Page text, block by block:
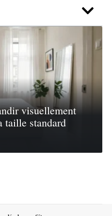
visuellement
taille standard